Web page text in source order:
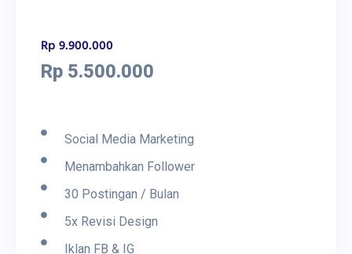
Rp 9.900.000
Rp 5.500.000
Social Media Marketing
Menambahkan Follower
30 Postingan / Bulan
5x Revisi Design
Iklan FB & IG